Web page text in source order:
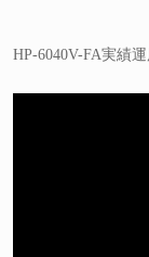
HP-6040V-FA実績